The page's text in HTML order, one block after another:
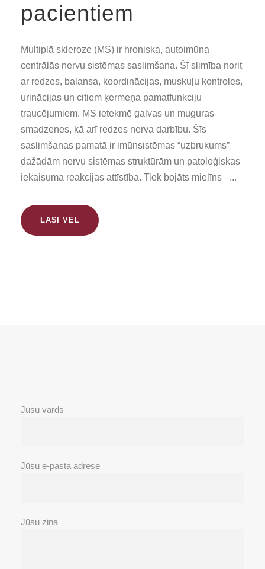
pacientiem
Multiplā skleroze (MS) ir hroniska, autoimūna
centrālās nervu sistēmas saslimšana. Šī slimība norit
ar redzes, balansa, koordinācijas, muskuļu kontroles,
urinācijas un citiem ķermeņa pamatfunkciju
traucējumiem. MS ietekmē galvas un muguras
smadzenes, kā arī redzes nerva darbību. Šīs
saslimšanas pamatā ir imūnsistēmas “uzbrukums”
dažādām nervu sistēmas struktūrām un patoloģiskas
iekaisuma reakcijas attīstība. Tiek bojāts mielīns –...
LASI VĒL
Jūsu vārds
Jūsu e-pasta adrese
Jūsu ziņa